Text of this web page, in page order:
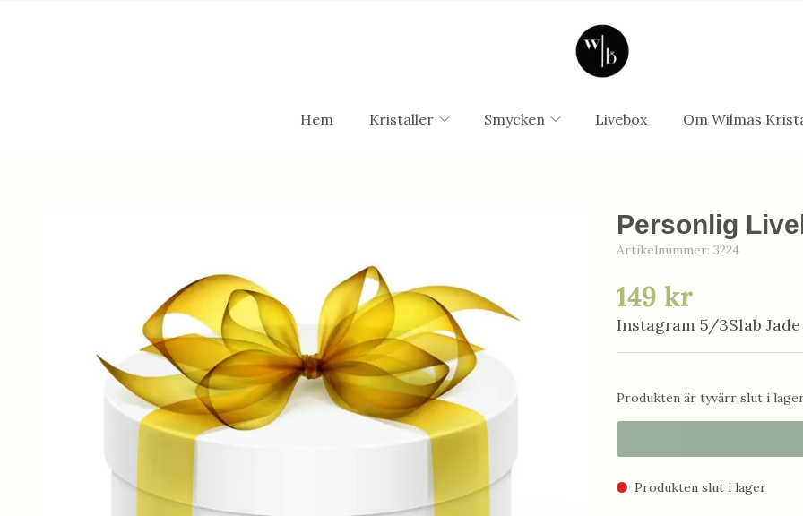
Hem Kristaller Smycken Livebox Om Wilmas
Personlig
Artikelnummer: 3224
149 kr
Instagram 5/3Slab
Produkten är tyvärr slut i
Produkten slut i lager